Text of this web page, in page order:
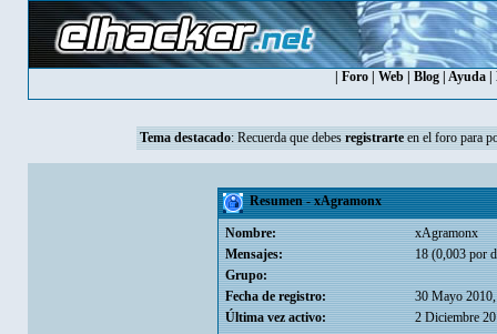
Foro| Web| Blog| Ayuda|
Tema destacado: Recuerda que debes registrarteen el foro para
Resumen - xAgramonx
Nombre:
xAgramonx
Mensajes:
18 (0,003 por
Grupo:
Fecha de registro:
30 Mayo
Última vez activo:
2 Diciembre